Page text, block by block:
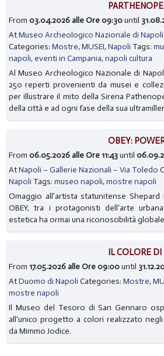
From03.04.2026 alle Ore 09:30until
AtMuseo Archeologico Nazionale di
Categories:Mostre,MUSEI,Napoli Tags:
napoli, eventi in Campania,napoli cultura
Al Museo Archeologico Nazionale di
250 reperti provenienti da musei e
per illustrare il mito della Sirena
della città e ad ogni fase della sua
OBEY:
From06.05.2026 alle Ore 11:43until
AtNapoli – Gallerie Nazionali – Via Toledo
Napoli Tags:museo napoli,mostre napoli
Omaggio all'artista statunitense Shepard
OBEY, tra i protagonisti dell'arte
estetica ha ormai una riconoscibilità
IL COLORE
From17.05.2026 alle Ore 09:00until
AtDuomo di Napoli Categories:Mostre,
mostre napoli
Il Museo del Tesoro di San Gennaro
all'unico progetto a colori realizzato
da Mimmo Jodice.